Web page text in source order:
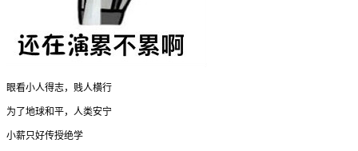
眼看小人得志，贱人横行
为了地球和平，人类安宁
小薪只好传授绝学